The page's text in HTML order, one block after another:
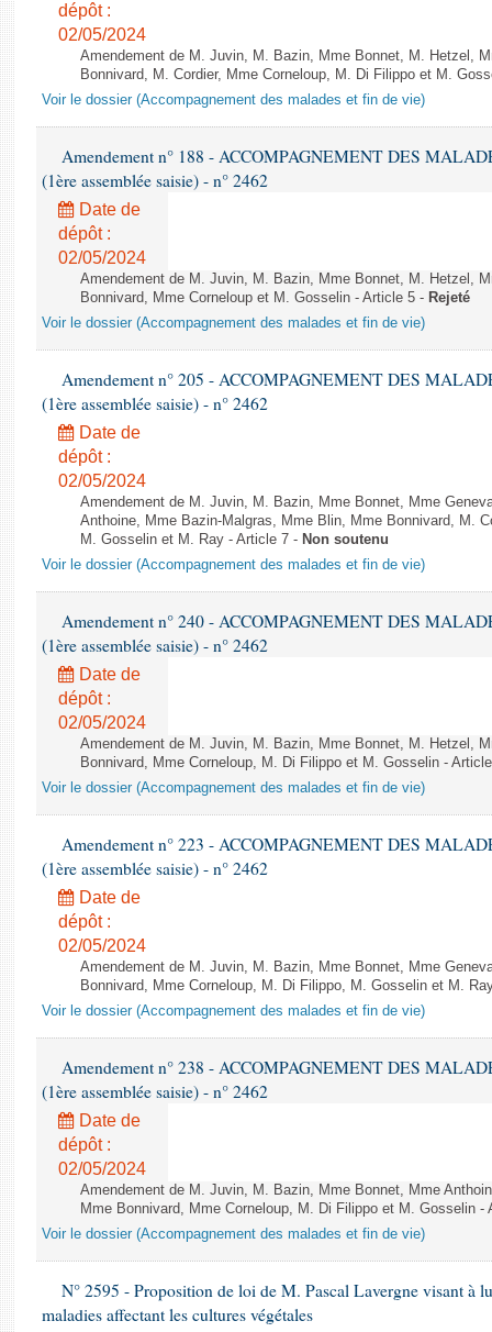
dépôt :
02/05/2024
Amendement de M. Juvin, M. Bazin, Mme Bonnet, M. Hetzel,
Bonnivard, M. Cordier, Mme Corneloup, M. Di Filippo et M.
Voir le dossier (Accompagnement des malades et fin de vie)
Amendement n° 188 - ACCOMPAGNEMENT DES
(1ère assemblée saisie) - n° 2462
Date de
dépôt :
02/05/2024
Amendement de M. Juvin, M. Bazin, Mme Bonnet, M. Hetzel,
Bonnivard, Mme Corneloup et M. Gosselin - Article 5 - Rejeté
Voir le dossier (Accompagnement des malades et fin de vie)
Amendement n° 205 - ACCOMPAGNEMENT DES
(1ère assemblée saisie) - n° 2462
Date de
dépôt :
02/05/2024
Amendement de M. Juvin, M. Bazin, Mme Bonnet, Mme
Anthoine, Mme Bazin-Malgras, Mme Blin, Mme Bonnivard, M.
M. Gosselin et M. Ray - Article 7 - Non soutenu
Voir le dossier (Accompagnement des malades et fin de vie)
Amendement n° 240 - ACCOMPAGNEMENT DES
(1ère assemblée saisie) - n° 2462
Date de
dépôt :
02/05/2024
Amendement de M. Juvin, M. Bazin, Mme Bonnet, M. Hetzel,
Bonnivard, Mme Corneloup, M. Di Filippo et M. Gosselin -
Voir le dossier (Accompagnement des malades et fin de vie)
Amendement n° 223 - ACCOMPAGNEMENT DES
(1ère assemblée saisie) - n° 2462
Date de
dépôt :
02/05/2024
Amendement de M. Juvin, M. Bazin, Mme Bonnet, Mme
Bonnivard, Mme Corneloup, M. Di Filippo, M. Gosselin et M.
Voir le dossier (Accompagnement des malades et fin de vie)
Amendement n° 238 - ACCOMPAGNEMENT DES
(1ère assemblée saisie) - n° 2462
Date de
dépôt :
02/05/2024
Amendement de M. Juvin, M. Bazin, Mme Bonnet, Mme
Mme Bonnivard, Mme Corneloup, M. Di Filippo et M. Gosselin -
Voir le dossier (Accompagnement des malades et fin de vie)
N° 2595 - Proposition de loi de M. Pascal Lavergne visant à
maladies affectant les cultures végétales